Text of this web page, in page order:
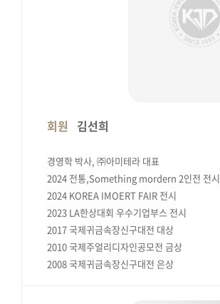
회원 김선희
경영학 박사, ㈜아미테라 대표
2024 전통,Something mordern 2인전 전시
2024 KOREA IMOERT FAIR 전시
2023 LA한상대회 우수기업부스 전시
2017 국제귀금속장신구대전 대상
2010 국제주얼리디자인공모전 금상
2008 국제귀금속장신구대전 은상